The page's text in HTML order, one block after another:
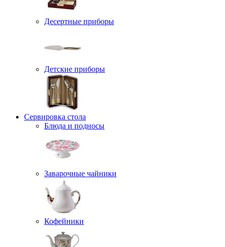
Десертные приборы
Детские приборы
Сервировка стола
Блюда и подносы
Заварочные чайники
Кофейники